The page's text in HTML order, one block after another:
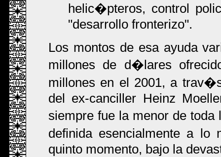
helic�pteros, control
"desarrollo fronterizo".
Los montos de esa ayuda
millones de d�lares
millones en el 2001, a
del ex-canciller Heinz
siempre fue la menor de
definida esencialmente a
quinto momento, bajo la